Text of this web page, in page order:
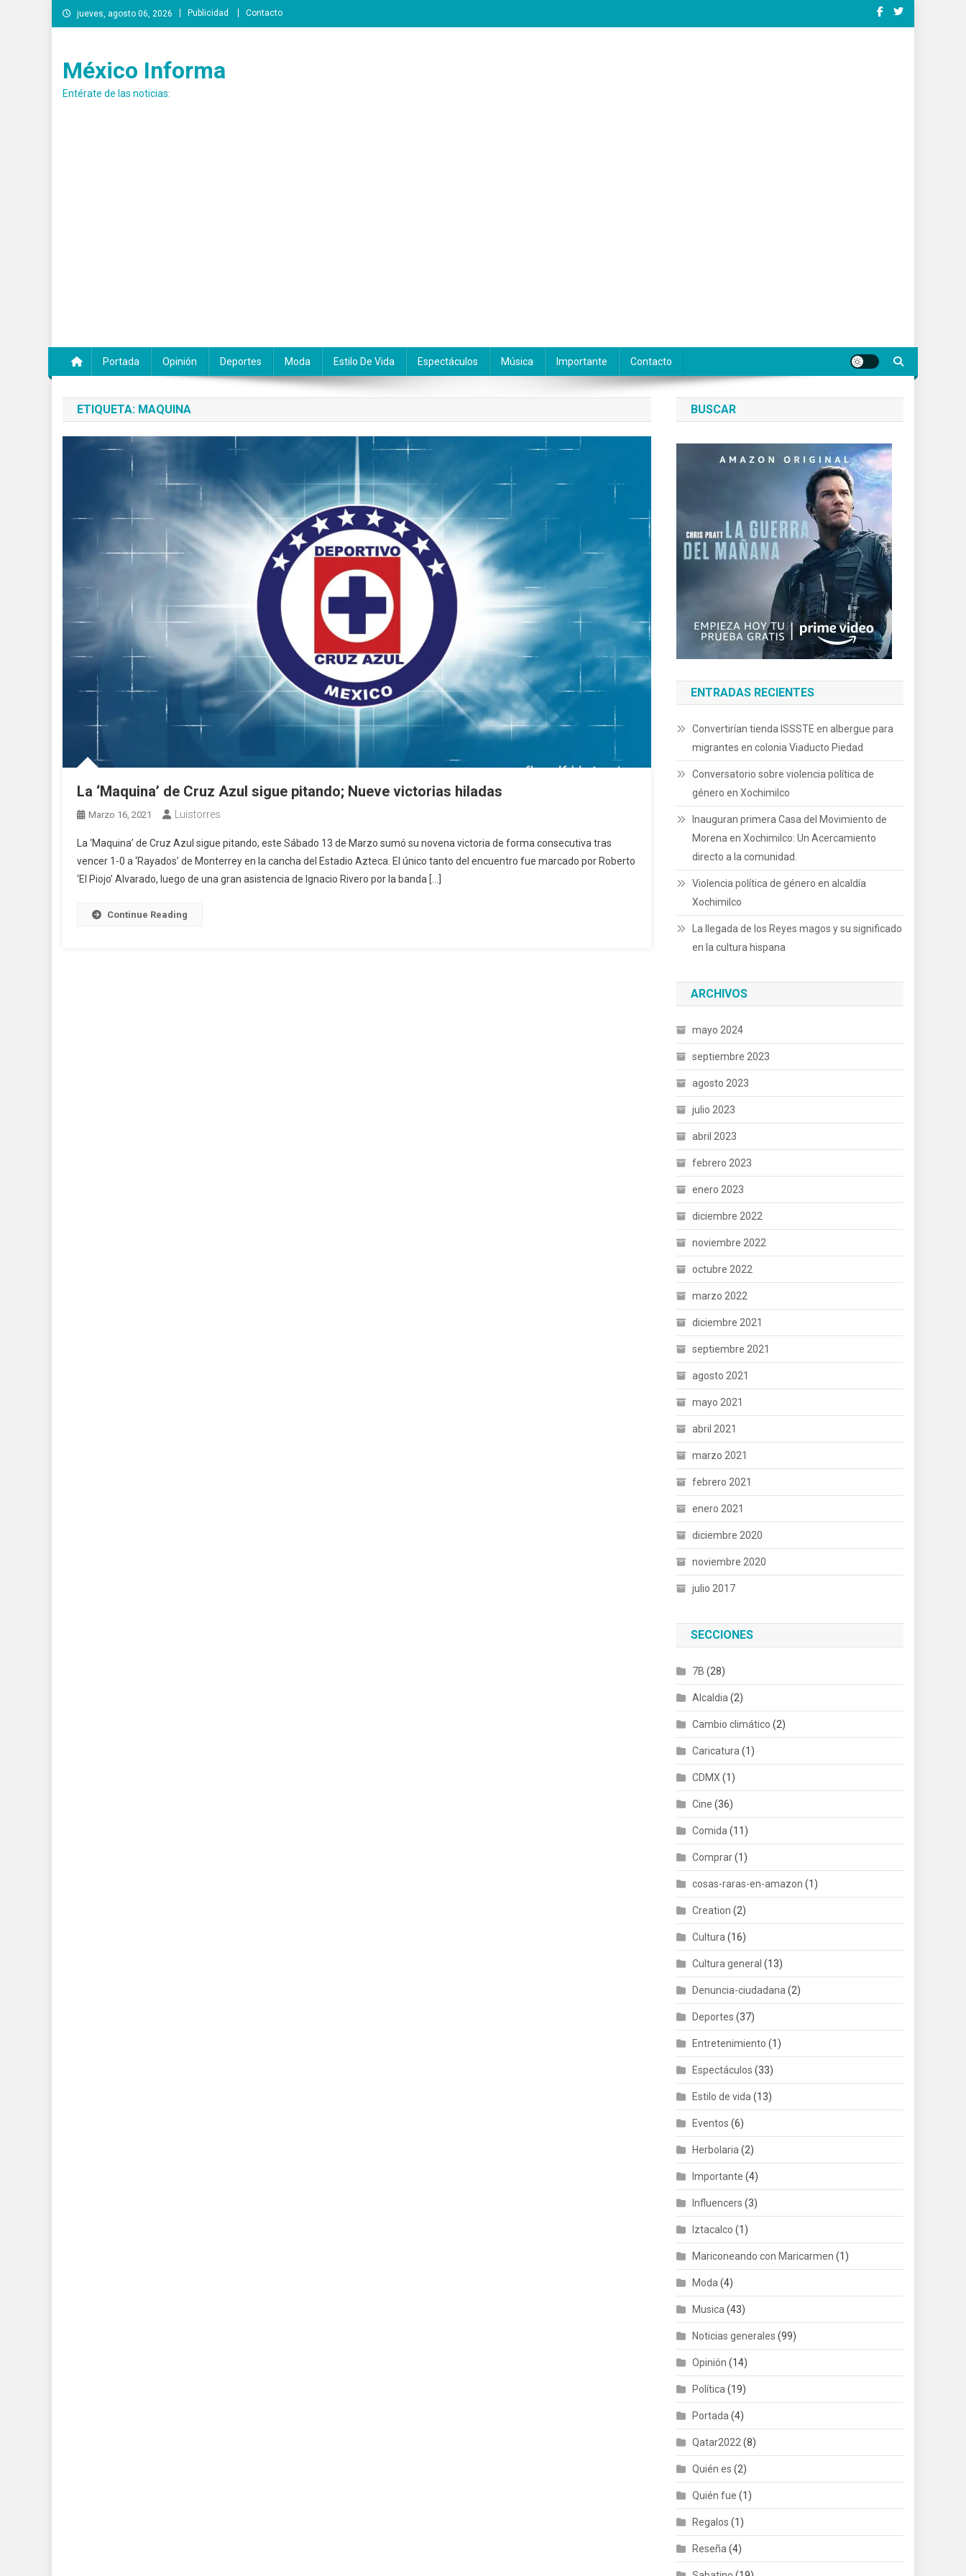
Saltar
al
jueves, agosto 06, 2026 Publicidad Contacto
México Informa
Entérate de las noticias:
Portada Opinión Deportes Moda Estilo De Vida Espectáculos Música Importante Contacto
ETIQUETA: MAQUINA
La ‘Maquina’ de Cruz Azul sigue pitando; Nueve victorias hiladas
Marzo 16, 2021 Luistorres
La ‘Maquina’ de Cruz Azul sigue pitando, este Sábado 13 de Marzo sumó su novena victoria de forma consecutiva tras
vencer 1-0 a ‘Rayados’ de Monterrey en la cancha del Estadio Azteca. El único tanto del encuentro fue marcado por Roberto
‘El Piojo’ Alvarado, luego de una gran asistencia de Ignacio Rivero por la banda […]
Continue Reading
BUSCAR
ENTRADAS RECIENTES
Convertirían tienda ISSSTE en albergue para
migrantes en colonia Viaducto Piedad
Conversatorio sobre violencia política de
género en Xochimilco
Inauguran primera Casa del Movimiento de
Morena en Xochimilco: Un Acercamiento
directo a la comunidad.
Violencia política de género en alcaldía
Xochimilco
La llegada de los Reyes magos y su significado
en la cultura hispana
ARCHIVOS
mayo 2024
septiembre 2023
agosto 2023
julio 2023
abril 2023
febrero 2023
enero 2023
diciembre 2022
noviembre 2022
octubre 2022
marzo 2022
diciembre 2021
septiembre 2021
agosto 2021
mayo 2021
abril 2021
marzo 2021
febrero 2021
enero 2021
diciembre 2020
noviembre 2020
julio 2017
SECCIONES
7B (28)
Alcaldia (2)
Cambio climático (2)
Caricatura (1)
CDMX (1)
Cine (36)
Comida (11)
Comprar(1)
cosas-raras-en-amazon (1)
Creation (2)
Cultura (16)
Cultura general (13)
Denuncia-ciudadana (2)
Deportes (37)
Entretenimiento (1)
Espectáculos (33)
Estilo de vida (13)
Eventos (6)
Herbolaria (2)
Importante (4)
Influencers (3)
Iztacalco (1)
Mariconeando con Maricarmen (1)
Moda (4)
Musica (43)
Noticias generales (99)
Opinión (14)
Política (19)
Portada (4)
Qatar2022 (8)
Quién es (2)
Quién fue (1)
Regalos (1)
Reseña (4)